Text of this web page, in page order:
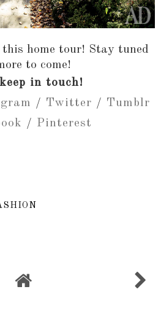
this home tour! Stay tuned
to come!
in touch!
/ Twitter / Tumblr
/ Pinterest